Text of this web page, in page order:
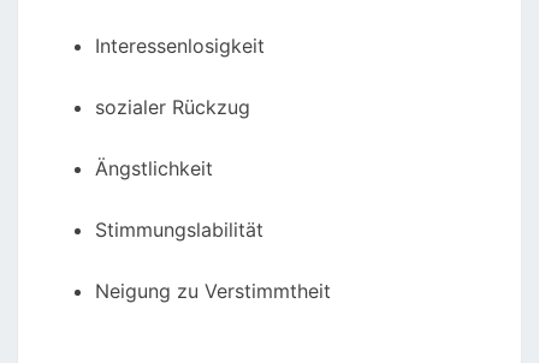
Interessenlosigkeit
sozialer Rückzug
Ängstlichkeit
Stimmungslabilität
Neigung zu Verstimmtheit